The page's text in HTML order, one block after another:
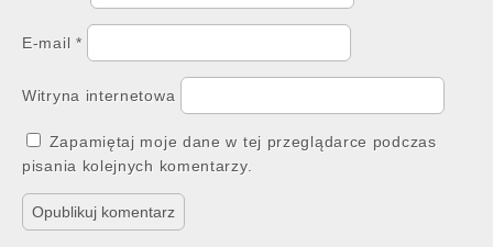
E-mail *
Witryna internetowa
Zapamiętaj moje dane w tej przeglądarce podczas
pisania kolejnych komentarzy.